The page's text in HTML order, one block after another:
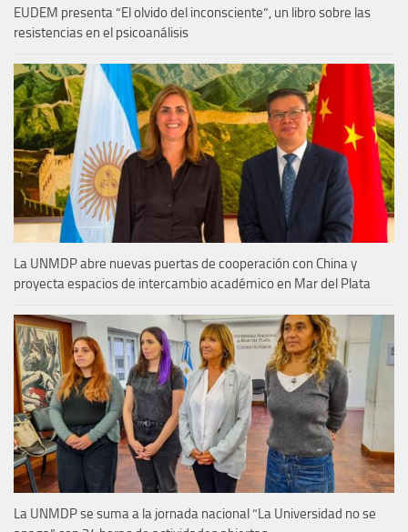
EUDEM presenta “El olvido del inconsciente”, un libro sobre las
resistencias en el psicoanálisis
La UNMDP abre nuevas puertas de cooperación con China y
proyecta espacios de intercambio académico en Mar del Plata
La UNMDP se suma a la jornada nacional “La Universidad no se